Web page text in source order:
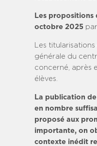
Les propositions
octobre 2025
Les
générale du
concerné, après
élèves.
La publication
en nombre
proposé aux
importante, on
contexte inédit